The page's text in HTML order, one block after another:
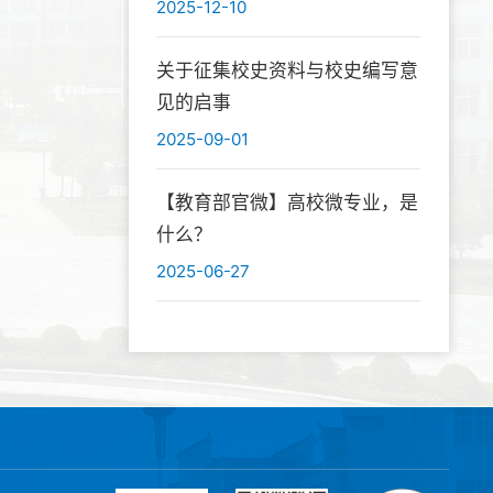
2025-12-10
关于征集校史资料与校史编写意
见的启事
2025-09-01
【教育部官微】高校微专业，是
什么？
2025-06-27